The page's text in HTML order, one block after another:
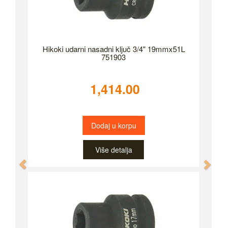
Hikoki udarni nasadni ključ 3/4" 19mmx51L
751903
1,414.00
Dodaj u korpu
Više detalja